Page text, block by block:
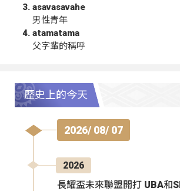
asavasavahe
男性青年
atamatama
父字輩的稱呼
歷史上的今天
2026/ 08/ 07
2026
長耀盃未來聯盟開打 UBA和